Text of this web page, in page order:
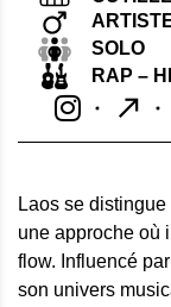
SOLO
RAP –
Laos se
une approche où
flow. Influencé
son univers